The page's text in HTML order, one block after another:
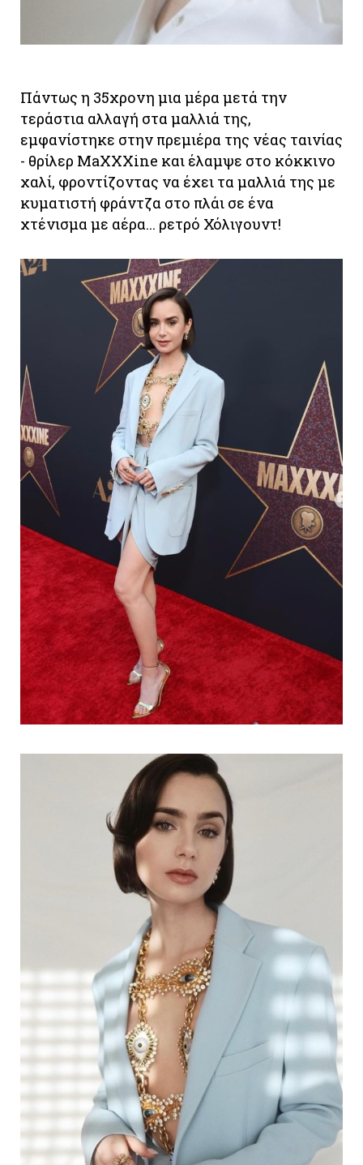
Πάντως η 35χρονη μια μέρα μετά την
τεράστια αλλαγή στα μαλλιά της,
εμφανίστηκε στην πρεμιέρα της νέας ταινίας
- θρίλερ MaXXXine και έλαμψε στο κόκκινο
χαλί, φροντίζοντας να έχει τα μαλλιά της με
κυματιστή φράντζα στο πλάι σε ένα
χτένισμα με αέρα... ρετρό Χόλιγουντ!